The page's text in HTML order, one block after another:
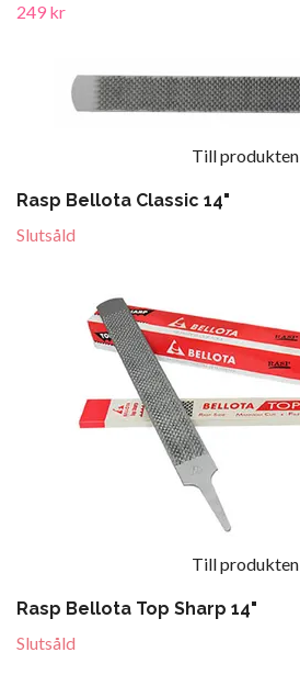
249 kr
Till produkten
Rasp Bellota Classic 14"
Slutsåld
Till produkten
Rasp Bellota Top Sharp 14"
Slutsåld